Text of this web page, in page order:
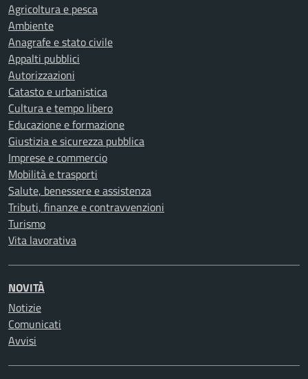
Agricoltura e pesca
Ambiente
Anagrafe e stato civile
Appalti pubblici
Autorizzazioni
Catasto e urbanistica
Cultura e tempo libero
Educazione e formazione
Giustizia e sicurezza pubblica
Imprese e commercio
Mobilità e trasporti
Salute, benessere e assistenza
Tributi, finanze e contravvenzioni
Turismo
Vita lavorativa
NOVITÀ
Notizie
Comunicati
Avvisi